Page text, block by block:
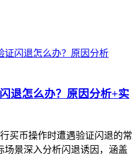
退怎么办？原因分析+实
买币操作时遭遇验证闪退的常
场景深入分析闪退诱因，涵盖